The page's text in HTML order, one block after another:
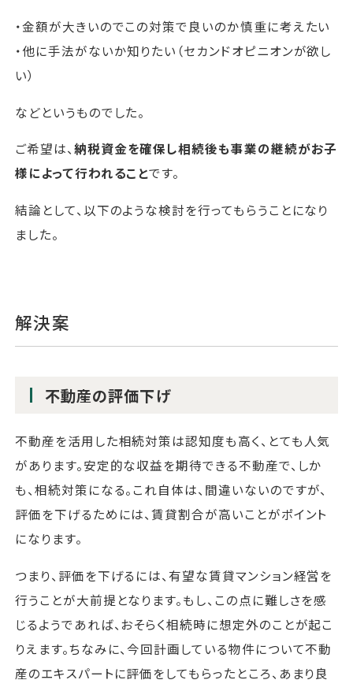
・金額が大きいのでこの対策で良いのか慎重に考えたい
・他に手法がないか知りたい（セカンドオピニオンが欲し
い）
などというものでした。
ご希望は、 納税資金を確保し相続後も事業の継続がお子
様によって行われることです。
結論として、以下のような検討を行ってもらうことになり
ました。
解決案
不動産の評価下げ
不動産を活用した相続対策は認知度も高く、とても人気
があります。安定的な収益を期待できる不動産で、しか
も、相続対策になる。これ自体は、間違いないのですが、
評価を下げるためには、賃貸割合が高いことがポイント
になります。
つまり、評価を下げるには、有望な賃貸マンション経営を
行うことが大前提となります。もし、この点に難しさを感
じるようであれば、おそらく相続時に想定外のことが起こ
りえます。ちなみに、今回計画している物件について不動
産のエキスパートに評価をしてもらったところ、あまり良